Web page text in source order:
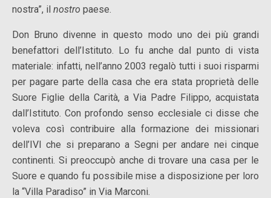
nostra”, il nostro paese.
Don Bruno divenne in questo modo uno dei più grandi
benefattori dell’Istituto. Lo fu anche dal punto di vista
materiale: infatti, nell’anno 2003 regalò tutti i suoi risparmi
per pagare parte della casa che era stata proprietà delle
Suore Figlie della Carità, a Via Padre Filippo, acquistata
dall’Istituto. Con profondo senso ecclesiale ci disse che
voleva così contribuire alla formazione dei missionari
dell’IVI che si preparano a Segni per andare nei cinque
continenti. Si preoccupò anche di trovare una casa per le
Suore e quando fu possibile mise a disposizione per loro
la “Villa Paradiso” in Via Marconi.